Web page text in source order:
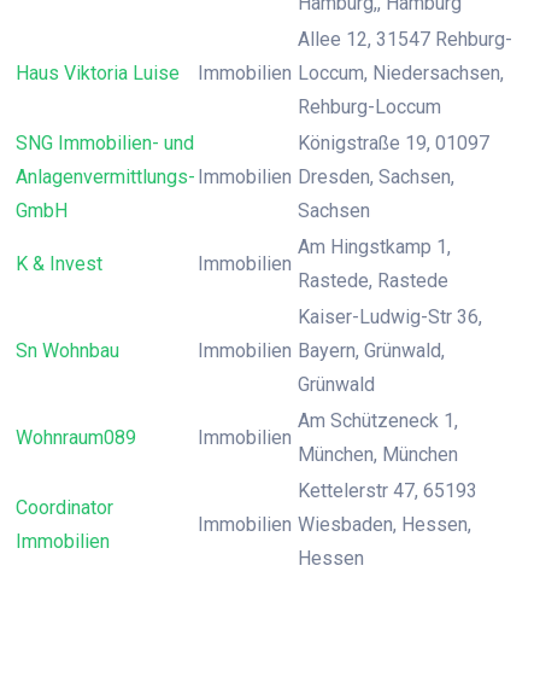
Haus Viktoria Luise Immobilien
Allee 12, 31547 Rehburg-
Loccum, Niedersachsen,
Rehburg-Loccum
SNG Immobilien- und
Anlagenvermittlungs-
GmbH
Immobilien
Königstraße 19, 01097
Dresden, Sachsen,
Sachsen
K & Invest Immobilien
Am Hingstkamp 1,
Rastede, Rastede
Sn Wohnbau Immobilien
Kaiser-Ludwig-Str 36,
Bayern, Grünwald,
Grünwald
Wohnraum089 Immobilien
Am Schützeneck 1,
München, München
Coordinator
Immobilien
Immobilien
Kettelerstr 47, 65193
Wiesbaden, Hessen,
Hessen